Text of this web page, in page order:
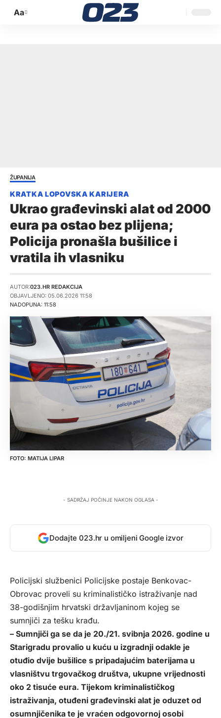
Promijeni
Aa
ŽUPANIJA
Ukrao građevinski alat od 2000
eura pa ostao bez plijena;
Policija pronašla bušilice i
vratila ih vlasniku
NADOPUNA: 11:58
AUTOR:023.HR REDAKCIJA
OBJAVLJENO: 05.06.2026 11:58
MATIJA LIPAR
- SADRŽAJ POČINJE NAKON OGLASA -
Dodajte 023.hr u omiljeni Google izvor
Policijski službenici Policijske postaje Benkovac-
Obrovac proveli su kriminalističko istraživanje nad
38-godišnjim hrvatski državljaninom kojeg se
sumnjiči za tešku krađu.
– Sumnjiči ga se da je 20./21. svibnja 2026. godine u
Starigradu provalio u kuću u izgradnji odakle je
otuđio dvije bušilice s pripadajućim baterijama u
vlasništvu trgovačkog društva, ukupne vrijednosti
oko 2 tisuće eura. Tijekom kriminalističkog
istraživanja, otuđeni građevinski alat je oduzet od
osumnjičenika te je vraćen odgovornoj osobi